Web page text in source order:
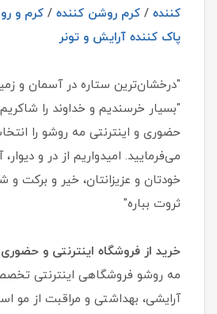
کننده / کرم روشن کننده / کرم و
پاک کننده آرایش و تونر
"درخشان‌ترین ستاره در آسمان و
"بسیار خرسندیم و خداوند را
حضوری و اینترنتی مه روشو را
می‌فرمایید. امیدواریم از در و
خودتان و عزیزانتان، خیر و برکت
ثروت بباره"
خرید از فروشگاه اینترنتی و
مه‌ روشو فروشگاهی اینترنتی
آرایشی، بهداشتی و مراقبت از مو